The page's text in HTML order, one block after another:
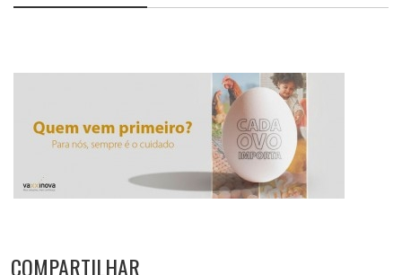
COMPARTILHAR